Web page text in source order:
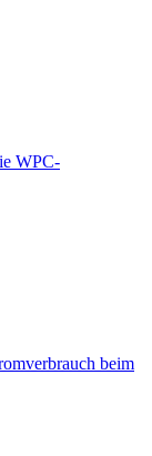
WPC-
beim